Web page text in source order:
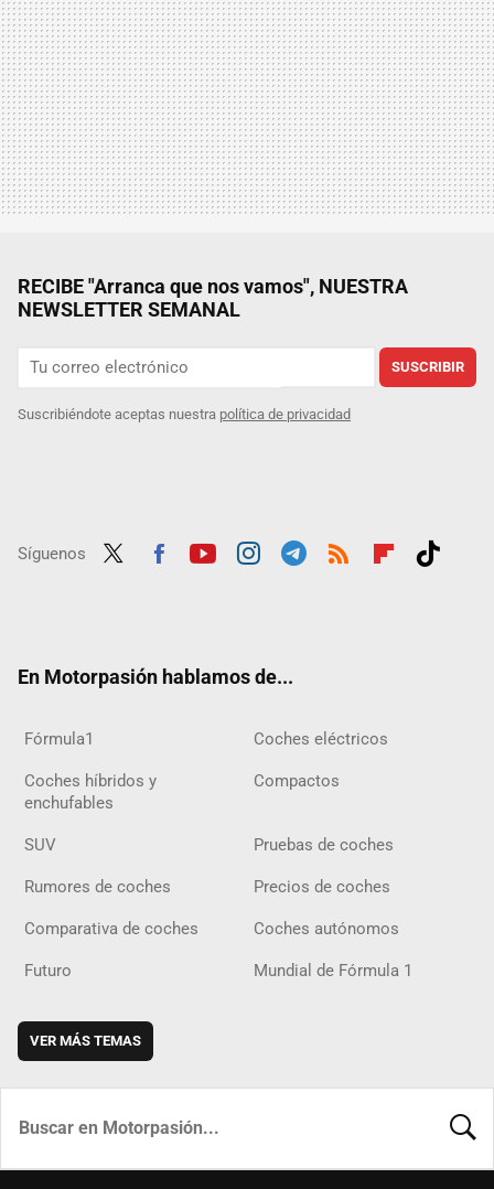
RECIBE "Arranca que nos vamos", NUESTRA
NEWSLETTER SEMANAL
SUSCRIBIR
Suscribiéndote aceptas nuestra política de privacidad
Síguenos
En Motorpasión hablamos de...
Fórmula1 Coches eléctricos
Coches híbridos y
enchufables
Compactos
SUV Pruebas de coches
Rumores de coches Precios de coches
Comparativa de coches Coches autónomos
Futuro Mundial de Fórmula 1
VER MÁS TEMAS